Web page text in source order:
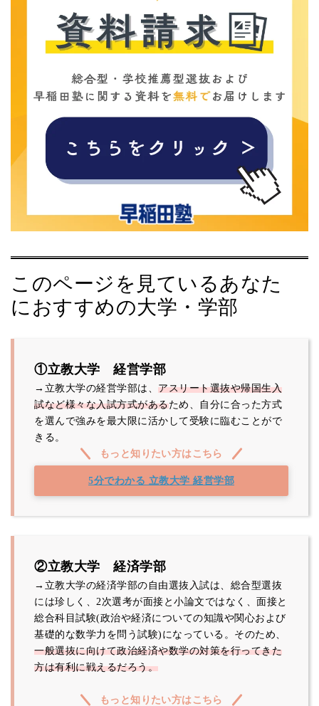
このページを見ているあなた
におすすめの大学・学部
①立教大学 経営学部
→立教大学の経営学部は、 アスリート選抜や帰国生入
試など様々な入試方式があるため、自分に合った方式
を選んで強みを最大限に活かして受験に臨むことがで
きる。
もっと知りたい方はこちら
5分でわかる 立教大学 経営学部
②立教大学 経済学部
→立教大学の経済学部の自由選抜入試は、総合型選抜
には珍しく、2次選考が面接と小論文ではなく、面接と
総合科目試験(政治や経済についての知識や関心および
基礎的な数学力を問う試験)になっている。そのため、
一般選抜に向けて政治経済や数学の対策を行ってきた
方は有利に戦えるだろう。
もっと知りたい方はこちら